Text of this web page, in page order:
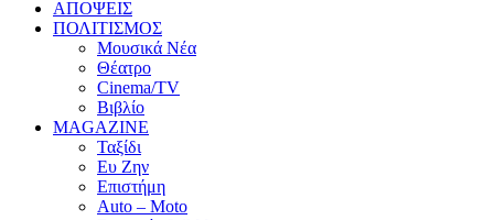
ΑΠΟΨΕΙΣ
ΠΟΛΙΤΙΣΜΟΣ
Μουσικά Νέα
Θέατρο
Cinema/TV
Βιβλίο
MAGAZINE
Ταξίδι
Ευ Ζην
Επιστήμη
Auto – Moto